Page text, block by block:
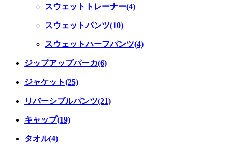
スウェットトレーナー(4)
スウェットパンツ(10)
スウェットハーフパンツ(4)
ジップアップパーカ(6)
ジャケット(25)
リバーシブルパンツ(21)
キャップ(19)
タオル(4)